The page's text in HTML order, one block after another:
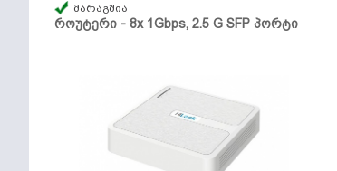
როუტერი - 8x 1Gbps, 2.5 G SFP პორტი
მარაგშია